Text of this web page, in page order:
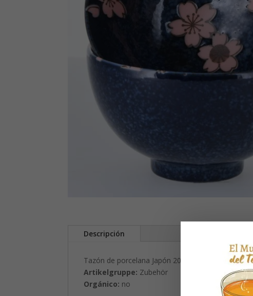
Descripción
Tazón de porcelana Japón 200 ml en caja de
Artikelgruppe: Zubehör
Orgánico: no